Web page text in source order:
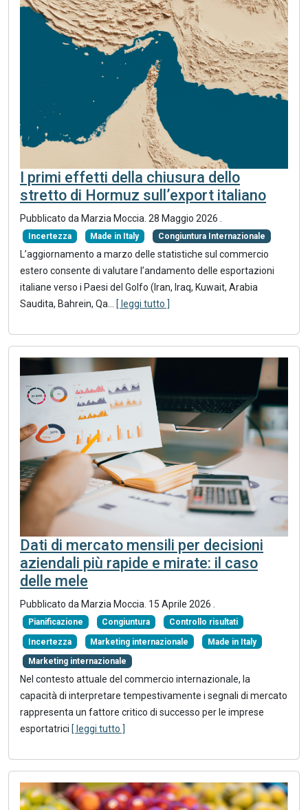
I primi effetti della chiusura dello
stretto di Hormuz sull’export italiano
Pubblicato da Marzia Moccia. 28 Maggio 2026
Incertezza Made in Italy Congiuntura Internazionale
L’aggiornamento a marzo delle statistiche sul commercio
estero consente di valutare l’andamento delle esportazioni
italiane verso i Paesi del Golfo (Iran, Iraq, Kuwait, Arabia
Saudita, Bahrein, Qa...
[ leggi tutto ]
Dati di mercato mensili per decisioni
aziendali più rapide e mirate: il caso
delle mele
Pubblicato da Marzia Moccia. 15 Aprile 2026
Pianificazione Congiuntura Controllo risultati
Incertezza Marketing internazionale Made in Italy
Marketing internazionale
Nel contesto attuale del commercio internazionale, la
capacità di interpretare tempestivamente i segnali di mercato
rappresenta un fattore critico di successo per le imprese
esportatrici [ leggi tutto ]